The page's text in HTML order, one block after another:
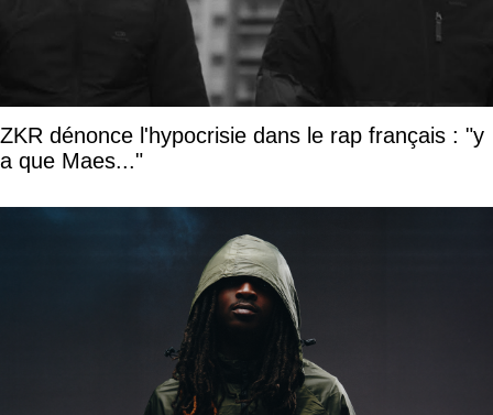
ZKR dénonce l'hypocrisie dans le rap français : "y
a que Maes..."